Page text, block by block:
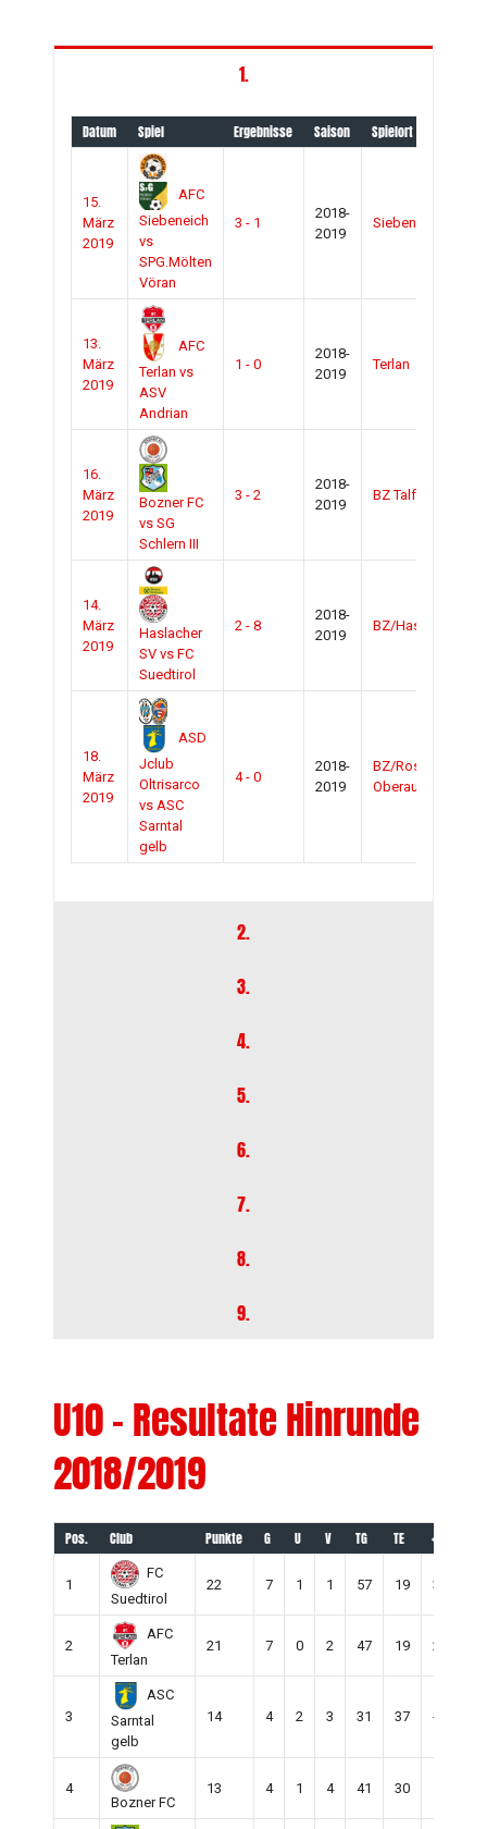
1.
Datum Spiel Ergebnisse Saison Spielort
15.
März
2019
AFC
Siebeneich
vs
SPG.Mölten
Vöran
3 - 1
2018-
2019
Siebeneich
13.
März
2019
AFC
Terlan vs
ASV
Andrian
1 - 0
2018-
2019
Terlan
16.
März
2019
Bozner FC
vs SG
Schlern III
3 - 2
2018-
2019
BZ Talfer
14.
März
2019
Haslacher
SV vs FC
Suedtirol
2 - 8
2018-
2019
BZ/Haslach
18.
März
2019
ASD
Jclub
Oltrisarco
vs ASC
Sarntal
gelb
4 - 0
2018-
2019
BZ/Rosario
Oberau
2.
3.
4.
5.
6.
7.
8.
9.
U10 – Resultate Hinrunde
2018/2019
Pos. Club Punkte G U V TG TE +/-
1
FC
Suedtirol
22 7 1 1 57 19 38
2
AFC
Terlan
21 7 0 2 47 19 28
3
ASC
Sarntal
gelb
14 4 2 3 31 37 -6
4
Bozner FC
13 4 1 4 41 30